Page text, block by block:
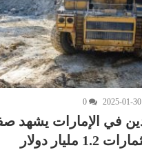
2025-01-30
0
في الإمارات يشهد
دولار